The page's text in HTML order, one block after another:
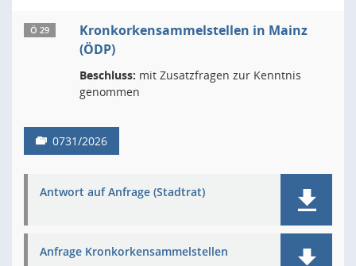
Ö 29
Kronkorkensammelstellen in Mainz
(ÖDP)
Beschluss: mit Zusatzfragen zur Kenntnis
genommen
0731/2026
Antwort auf Anfrage (Stadtrat)
Anfrage Kronkorkensammelstellen